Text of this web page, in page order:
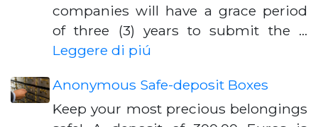
companies will have a grace period
of three (3) years to submit the …
Leggere di piú
Anonymous Safe-deposit Boxes
Keep your most precious belongings